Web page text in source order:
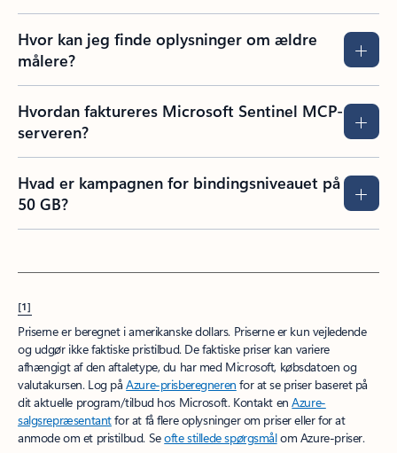
Hvor kan jeg finde oplysninger om ældre
målere?
Hvordan faktureres Microsoft Sentinel MCP-
serveren?
Hvad er kampagnen for bindingsniveauet på
50 GB?
[1]
Priserne er beregnet i amerikanske dollars. Priserne er kun vejledende
og udgør ikke faktiske pristilbud. De faktiske priser kan variere
afhængigt af den aftaletype, du har med Microsoft, købsdatoen og
valutakursen. Log påAzure-prisberegneren for at se priser baseret på
dit aktuelle program/tilbud hos Microsoft. Kontakt enAzure-
salgsrepræsentantfor at få flere oplysninger om priser eller for at
anmode om et pristilbud. Seofte stillede spørgsmålom Azure-priser.